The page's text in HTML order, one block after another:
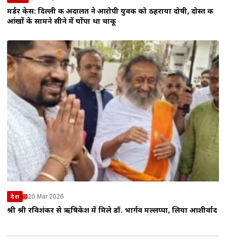
मर्डर केस: दिल्ली की अदालत ने आरोपी युवक को ठहराया दोषी, दोस्त की
आंखों के सामने सीने में घोंपा था चाकू
देश 20 Mar 2026
श्री श्री रविशंकर से ऋषिकेश में मिले डॉ. भार्गव मल्लप्पा, लिया आशीर्वाद